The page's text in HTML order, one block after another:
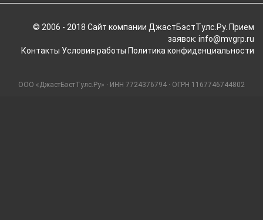
© 2006 - 2018 Cайт компании ДжастБэстТулс.Ру. Прием
заявок: info@mvgrp.ru
Контакты Условия работы Политика конфиденциальности
ООО «ДжастБэстТулс.Ру» · ИНН 7724376794 · ОГРН 1167746744802